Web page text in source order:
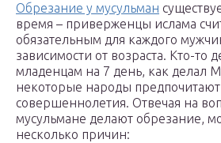
Обрезание у мусульман
время – приверженцы ислама
обязательным для каждого
зависимости от возраста. Кто-то
младенцам на 7 день, как делал
некоторые народы предпочитают
совершеннолетия. Отвечая на
мусульмане делают обрезание,
несколько причин: